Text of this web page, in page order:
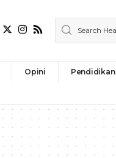
Opini Pendidikan